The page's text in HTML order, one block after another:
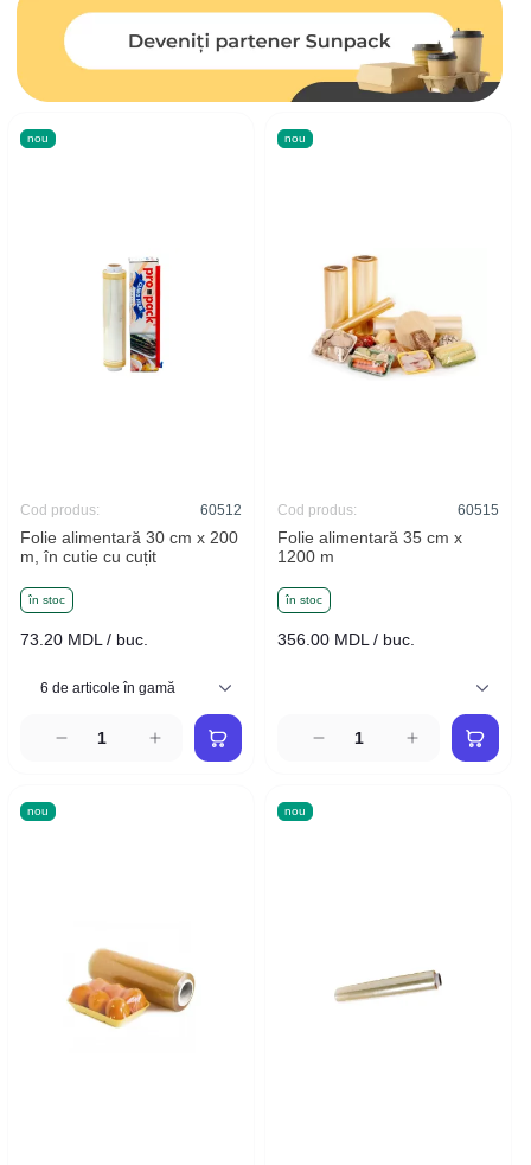
nou
în stoc
Folie alimentară 30 cm x 200
m, în cutie cu cuțit
Cod produs: 60512
73.20 MDL / buc.
nou
în stoc
Folie alimentară 35 cm x
1200 m
Cod produs: 60515
356.00 MDL / buc.
nou nou